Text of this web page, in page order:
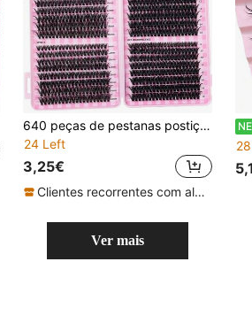
640 peças de pestanas postiças em tufos D-Curl 30D-100D 9-16mm, volumosas e fofas, reutilizáveis, individuais DIY, adequadas para maquilhagem diária, casamento, encontro, festa e viagem
24 Left
3,25€
Clientes recorrentes com alta taxa de retorno
Ver mais